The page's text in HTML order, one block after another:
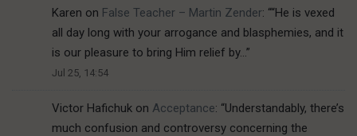
Karen on False Teacher – Martin Zender: ““He is vexed
all day long with your arrogance and blasphemies, and it
is our pleasure to bring Him relief by… ”
Jul 25, 14:54
Victor Hafichuk on Acceptance: “Understandably, there’s
much confusion and controversy concerning the